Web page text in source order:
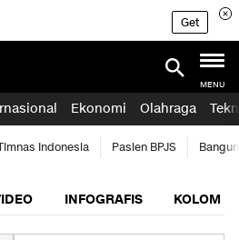
Get
MENU
Ekonomi Olahraga
Indonesia Pasien BPJS
INFOGRAFIS KOLOM